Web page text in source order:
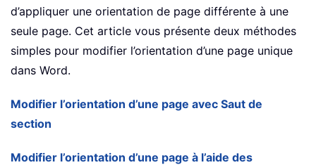
d’appliquer une orientation de page différente à une
seule page. Cet article vous présente deux méthodes
simples pour modifier l’orientation d’une page unique
dans Word.
Modifier l’orientation d’une page avec Saut de
section
Modifier l’orientation d’une page à l’aide des